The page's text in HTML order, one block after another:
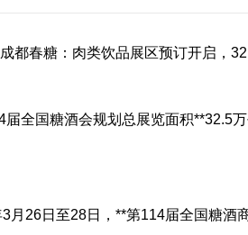
都春糖：肉类饮品展区预订开启，
届全国糖酒会规划总展览面积**32.5
月26日至28日，**第114届全国糖酒